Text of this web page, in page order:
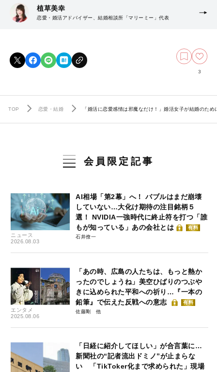
植草美幸
恋愛・婚活アドバイザー、結婚相談所「マリーミー」代表
3
TOP 恋愛・結婚 「婚活に恋愛感情は邪魔なだけ！」婚活女子が結婚のた
会員限定記事
ニュース
2026.08.03
AI相場「第2幕」へ！ バブルはまだ崩壊
していない…大化け期待の注目銘柄５
選！ NVIDIA一強時代に終止符を打つ「誰
もが知っている」あの会社とは
有料
石井僚一
エンタメ
2025.08.06
「あの時、広島の人たちは、もっと熱か
ったのでしょうね」美空ひばりのつぶや
きに込められた平和への祈り…『一本の
鉛筆』で伝えた反戦への意志
有料
佐藤剛
「日経に紹介してほしい」が合言葉に…
新聞社の“記者流出ドミノ”が止まらな
い 「TikToker化まで求められた」現場